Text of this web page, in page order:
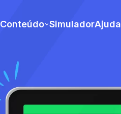
Conteúdo SimuladorAjuda